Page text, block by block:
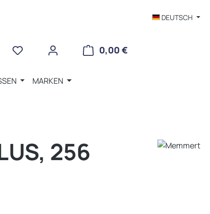
DEUTSCH
0,00 €WARENKORB
MARKEN
256